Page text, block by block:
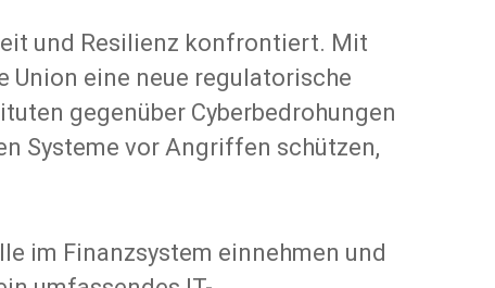
und Resilienz konfrontiert. Mit
Union eine neue regulatorische
gegenüber Cyberbedrohungen
Systeme vor Angriffen schützen,
im Finanzsystem einnehmen und